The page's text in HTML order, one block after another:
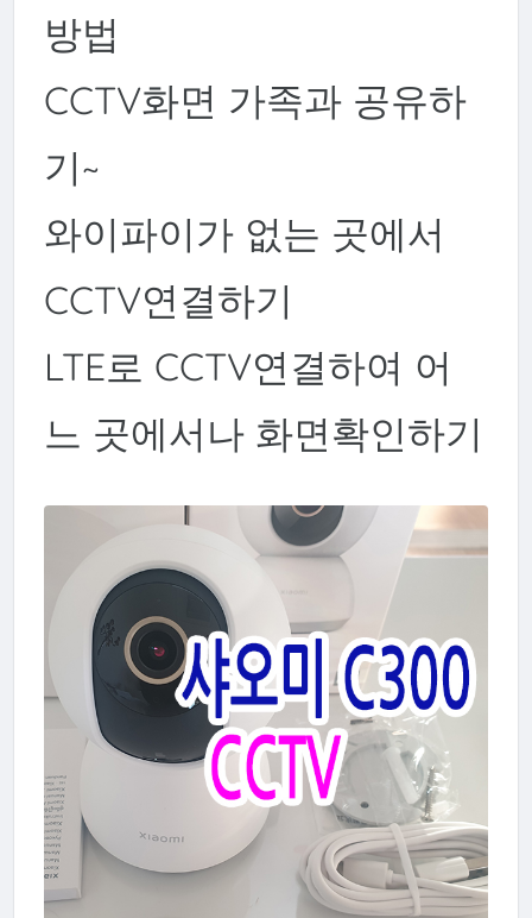
방법
CCTV화면 가족과 공유하
기~
와이파이가 없는 곳에서
CCTV연결하기
LTE로 CCTV연결하여 어
느 곳에서나 화면확인하기